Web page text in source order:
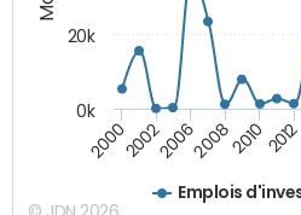
Emplois
20002002200620082010 2012
0k
20k